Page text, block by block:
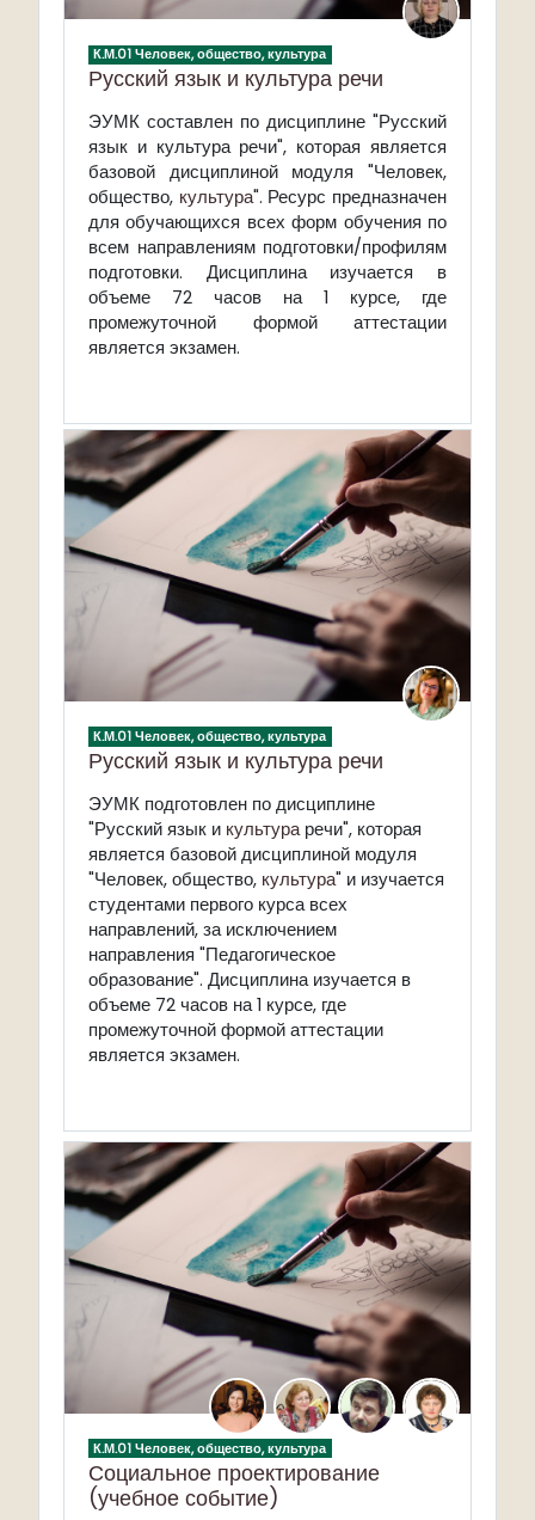
К.М.01 Человек, общество, культура
Русский язык и культура речи
ЭУМК составлен по дисциплине "Русский
язык и культура речи", которая является
базовой дисциплиной модуля "Человек,
общество, культура". Ресурс предназначен
для обучающихся всех форм обучения по
всем направлениям подготовки/профилям
подготовки. Дисциплина изучается в
объеме 72 часов на 1 курсе, где
промежуточной формой аттестации
является экзамен.
К.М.01 Человек, общество, культура
Русский язык и культура речи
ЭУМК подготовлен по дисциплине
"Русский язык и культураречи", которая
является базовой дисциплиной модуля
"Человек, общество, культура" и изучается
студентами первого курса всех
направлений, за исключением
направления "Педагогическое
образование". Дисциплина изучается в
объеме 72 часов на 1 курсе, где
промежуточной формой аттестации
является экзамен.
К.М.01 Человек, общество, культура
Социальное проектирование
(учебное событие)